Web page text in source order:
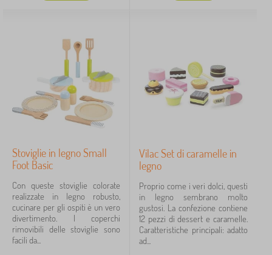
Stoviglie in legno Small
Foot Basic
Con queste stoviglie colorate
realizzate in legno robusto,
cucinare per gli ospiti è un vero
divertimento. I coperchi
rimovibili delle stoviglie sono
facili da...
Vilac Set di caramelle in
legno
Proprio come i veri dolci, questi
in legno sembrano molto
gustosi. La confezione contiene
12 pezzi di dessert e caramelle.
Caratteristiche principali: adatto
ad...